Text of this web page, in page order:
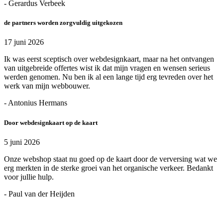
- Gerardus Verbeek
de partners worden zorgvuldig uitgekozen
17 juni 2026
Ik was eerst sceptisch over webdesignkaart, maar na het ontvangen
van uitgebreide offertes wist ik dat mijn vragen en wensen serieus
werden genomen. Nu ben ik al een lange tijd erg tevreden over het
werk van mijn webbouwer.
- Antonius Hermans
Door webdesignkaart op de kaart
5 juni 2026
Onze webshop staat nu goed op de kaart door de verversing wat we
erg merkten in de sterke groei van het organische verkeer. Bedankt
voor jullie hulp.
- Paul van der Heijden